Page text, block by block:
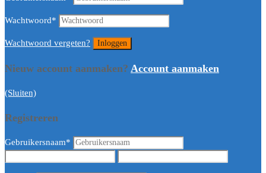
Wachtwoord*
Wachtwoord vergeten?
Nieuw account aanmaken? Account aanmaken
(Sluiten)
Registreren
Gebruikersnaam*